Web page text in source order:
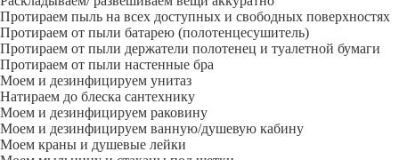
Протираем пыль на всех доступных и свободных поверхностях
Протираем от пыли батарею (полотенцесушитель)
Протираем от пыли держатели полотенец и туалетной бумаги
Протираем от пыли настенные бра
Моем и дезинфицируем унитаз
Натираем до блеска сантехнику
Моем и дезинфицируем раковину
Моем и дезинфицируем ванную/душевую кабину
Моем краны и душевые лейки